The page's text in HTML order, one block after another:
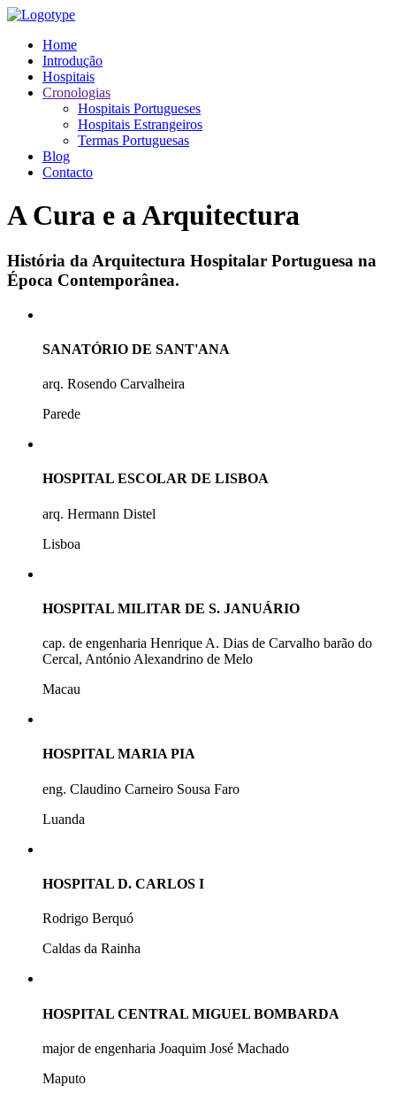
Home
Introdução
Hospitais
Cronologias
Hospitais Portugueses
Hospitais Estrangeiros
Termas Portuguesas
Blog
Contacto
A Cura e a Arquitectura
História da Arquitectura Hospitalar Portuguesa na
Época Contemporânea.
SANATÓRIO DE SANT'ANA
arq. Rosendo Carvalheira
Parede
HOSPITAL ESCOLAR DE LISBOA
arq. Hermann Distel
Lisboa
HOSPITAL MILITAR DE S. JANUÁRIO
cap. de engenharia Henrique A. Dias de Carvalho barão do
Cercal, António Alexandrino de Melo
Macau
HOSPITAL MARIA PIA
eng. Claudino Carneiro Sousa Faro
Luanda
HOSPITAL D. CARLOS I
Rodrigo Berquó
Caldas da Rainha
HOSPITAL CENTRAL MIGUEL BOMBARDA
major de engenharia Joaquim José Machado
Maputo